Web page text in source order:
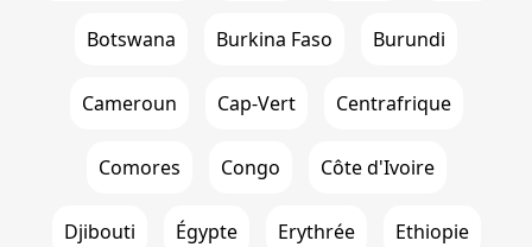
Botswana Burkina Faso Burundi
Cameroun Cap-Vert Centrafrique
Comores Congo Côte d'Ivoire
Djibouti Égypte Erythrée Ethiopie